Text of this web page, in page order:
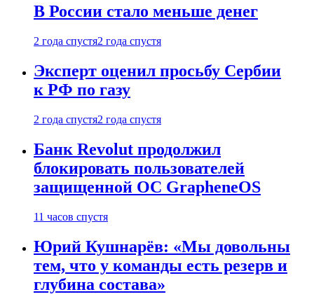
В России стало меньше денег
2 года спустя2 года спустя
Эксперт оценил просьбу Сербии
к РФ по газу
2 года спустя2 года спустя
Банк Revolut продолжил
блокировать пользователей
защищенной ОС GrapheneOS
11 часов спустя
Юрий Кушнарёв: «Мы довольны
тем, что у команды есть резерв и
глубина состава»